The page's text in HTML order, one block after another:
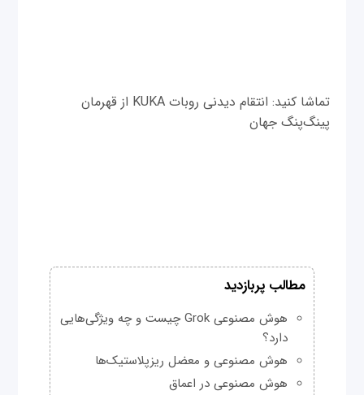
تماشا کنید: انتقام دیدنی روبات KUKA از قهرمان
پینگ‌پنگ جهان
مطالب پربازدید
هوش مصنوعی Grok چیست و چه ویژگی‌هایی
دارد؟
هوش مصنوعی و معضل ریزپلاستیک‌ها
هوش مصنوعی در اعماق